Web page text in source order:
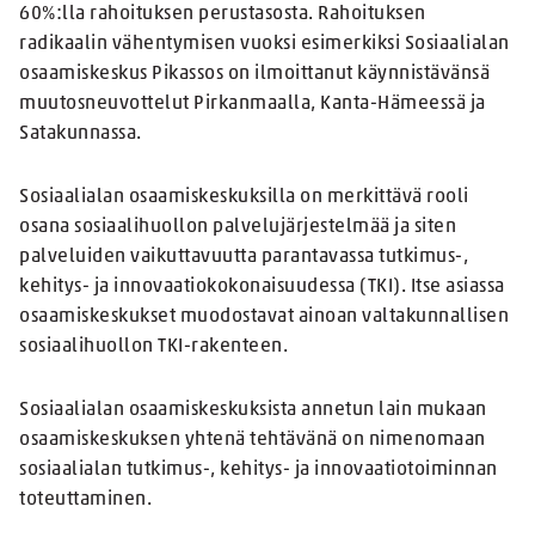
60%:lla rahoituksen perustasosta. Rahoituksen
radikaalin vähentymisen vuoksi esimerkiksi Sosiaalialan
osaamiskeskus Pikassos on ilmoittanut käynnistävänsä
muutosneuvottelut Pirkanmaalla, Kanta-Hämeessä ja
Satakunnassa.
Sosiaalialan osaamiskeskuksilla on merkittävä rooli
osana sosiaalihuollon palvelujärjestelmää ja siten
palveluiden vaikuttavuutta parantavassa tutkimus-,
kehitys- ja innovaatiokokonaisuudessa (TKI). Itse asiassa
osaamiskeskukset muodostavat ainoan valtakunnallisen
sosiaalihuollon TKI-rakenteen.
Sosiaalialan osaamiskeskuksista annetun lain mukaan
osaamiskeskuksen yhtenä tehtävänä on nimenomaan
sosiaalialan tutkimus-, kehitys- ja innovaatiotoiminnan
toteuttaminen.